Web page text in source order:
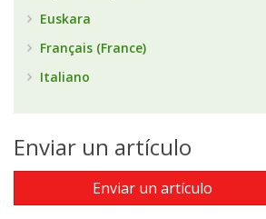
Euskara
Français (France)
Italiano
Enviar un artículo
Enviar un artículo